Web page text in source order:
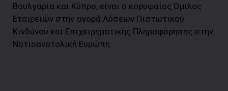
Βουλγαρία και Κύπρο, είναι ο κορυφαίος Όμιλος
Εταιρειών στην αγορά Λύσεων Πιστωτικού
Κινδύνου και Επιχειρηματικής Πληροφόρησης στην
Νοτιοανατολική Ευρώπη.